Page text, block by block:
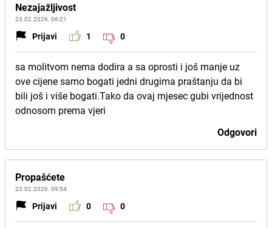
Nezajažljivost
23.02.2026. 06:21
Prijavi 1 0
sa molitvom nema dodira a sa oprosti i još manje uz
ove cijene samo bogati jedni drugima praštanju da bi
bili još i više bogati.Tako da ovaj mjesec gubi vrijednost
odnosom prema vjeri
Odgovori
Propašćete
23.02.2026. 09:54
Prijavi 0 0